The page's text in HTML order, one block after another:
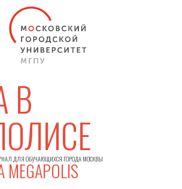
В
ДЛЯ ОБУЧАЮЩИХСЯ ГОРОДА МОСКВЫ
MEGAPOLIS